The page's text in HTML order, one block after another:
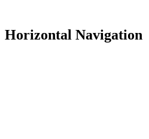
Horizontal Navigation